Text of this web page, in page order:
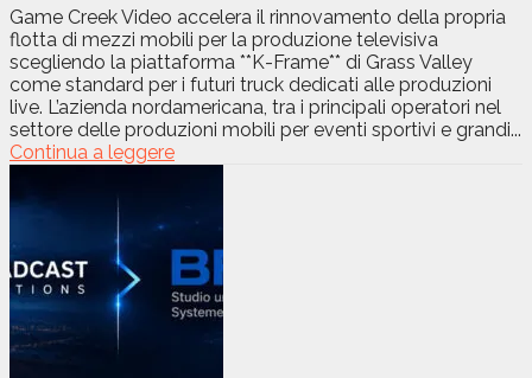
Game Creek Video accelera il rinnovamento della propria
flotta di mezzi mobili per la produzione televisiva
scegliendo la piattaforma **K-Frame** di Grass Valley
come standard per i futuri truck dedicati alle produzioni
live. L’azienda nordamericana, tra i principali operatori nel
settore delle produzioni mobili per eventi sportivi e grandi...
Continua a leggere